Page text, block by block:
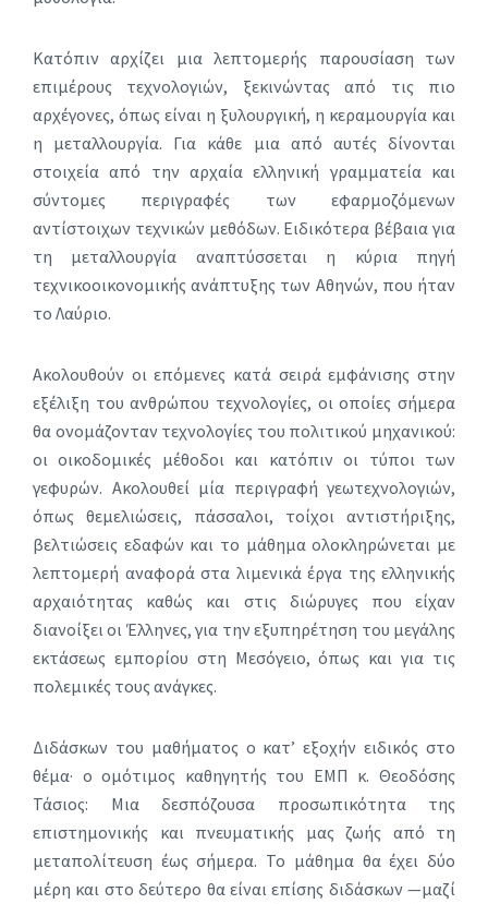
Κατόπιν αρχίζει μια λεπτομερής παρουσίαση των
επιμέρους τεχνολογιών, ξεκινώντας από τις πιο
αρχέγονες, όπως είναι η ξυλουργική, η κεραμουργία και
η μεταλλουργία. Για κάθε μια από αυτές δίνονται
στοιχεία από την αρχαία ελληνική γραμματεία και
σύντομες περιγραφές των εφαρμοζόμενων
αντίστοιχων τεχνικών μεθόδων. Ειδικότερα βέβαια για
τη μεταλλουργία αναπτύσσεται η κύρια πηγή
τεχνικοοικονομικής ανάπτυξης των Αθηνών, που ήταν
το Λαύριο.
Ακολουθούν οι επόμενες κατά σειρά εμφάνισης στην
εξέλιξη του ανθρώπου τεχνολογίες, οι οποίες σήμερα
θα ονομάζονταν τεχνολογίες του πολιτικού μηχανικού:
οι οικοδομικές μέθοδοι και κατόπιν οι τύποι των
γεφυρών. Ακολουθεί μία περιγραφή γεωτεχνολογιών,
όπως θεμελιώσεις, πάσσαλοι, τοίχοι αντιστήριξης,
βελτιώσεις εδαφών και το μάθημα ολοκληρώνεται με
λεπτομερή αναφορά στα λιμενικά έργα της ελληνικής
αρχαιότητας καθώς και στις διώρυγες που είχαν
διανοίξει οι Έλληνες, για την εξυπηρέτηση του μεγάλης
εκτάσεως εμπορίου στη Μεσόγειο, όπως και για τις
πολεμικές τους ανάγκες.
Διδάσκων του μαθήματος ο κατ’ εξοχήν ειδικός στο
θέμα· ο ομότιμος καθηγητής του ΕΜΠ κ. Θεοδόσης
Τάσιος: Μια δεσπόζουσα προσωπικότητα της
επιστημονικής και πνευματικής μας ζωής από τη
μεταπολίτευση έως σήμερα. Το μάθημα θα έχει δύο
μέρη και στο δεύτερο θα είναι επίσης διδάσκων —μαζί